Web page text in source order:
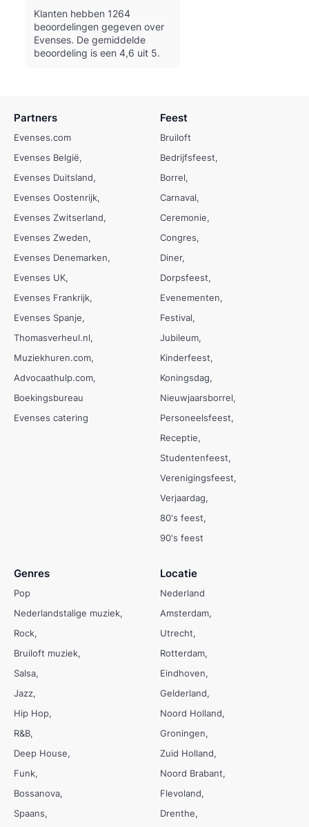
Klanten hebben 1264
beoordelingen gegeven over
Evenses. De gemiddelde
beoordeling is een 4,6 uit 5.
Partners
Evenses.com
Evenses België
Evenses Duitsland
Evenses Oostenrijk
Evenses Zwitserland
Evenses Zweden
Evenses Denemarken
Evenses UK
Evenses Frankrijk
Evenses Spanje
Thomasverheul.nl
Muziekhuren.com
Advocaathulp.com
Boekingsbureau
Evenses catering
Feest
Bruiloft
Bedrijfsfeest
Borrel
Carnaval
Ceremonie
Congres
Diner
Dorpsfeest
Evenementen
Festival
Jubileum
Kinderfeest
Koningsdag
Nieuwjaarsborrel
Personeelsfeest
Receptie
Studentenfeest
Verenigingsfeest
Verjaardag
80's feest
90's feest
Genres
Pop
Nederlandstalige muziek
Rock
Bruiloft muziek
Salsa
Jazz
Hip Hop
R&B
Deep House
Funk
Bossanova
Spaans
Locatie
Nederland
Amsterdam
Utrecht
Rotterdam
Eindhoven
Gelderland
Noord Holland
Groningen
Zuid Holland
Noord Brabant
Flevoland
Drenthe